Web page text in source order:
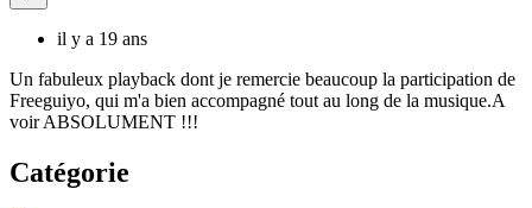
il y a 19 ans
Un fabuleux playback dont je remercie beaucoup la participation de
Freeguiyo, qui m'a bien accompagné tout au long de la musique.A
voir ABSOLUMENT !!!
Catégorie